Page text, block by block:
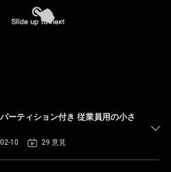
ーティション付き 従業員用の小さ
10 29 意見